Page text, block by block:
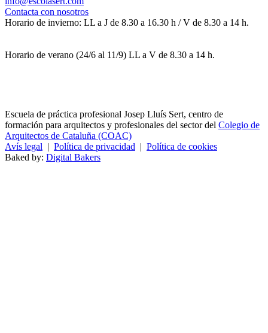
Contacta con nosotros
Horario de invierno: LL a J de 8.30 a 16.30 h / V de 8.30 a 14 h.
Horario de verano (24/6 al 11/9) LL a V de 8.30 a 14 h.
Escuela de práctica profesional Josep Lluís Sert, centro de
formación para arquitectos y profesionales del sector del Colegio de
Arquitectos de Cataluña (COAC)
Avís legal | Política de privacidad | Política de cookies
Baked by: Digital Bakers